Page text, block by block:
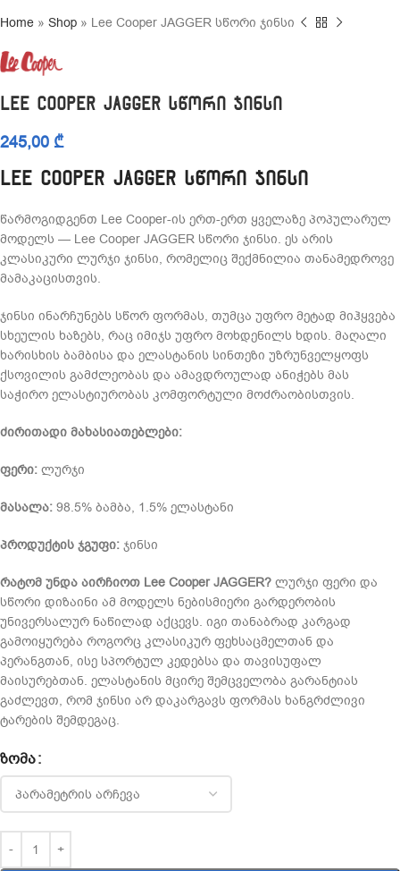
Home » Shop » Lee Cooper JAGGER სწორი ჯინსი
Lee Cooper JAGGER სწორი ჯინსი
245,00 ₾
Lee Cooper JAGGER სწორი ჯინსი
წარმოგიდგენთ Lee Cooper-ის ერთ-ერთ ყველაზე პოპულარულ
მოდელს — Lee Cooper JAGGER სწორი ჯინსი. ეს არის
კლასიკური ლურჯი ჯინსი, რომელიც შექმნილია თანამედროვე
მამაკაცისთვის.
ჯინსი ინარჩუნებს სწორ ფორმას, თუმცა უფრო მეტად მიჰყვება
სხეულის ხაზებს, რაც იმიჯს უფრო მოხდენილს ხდის. მაღალი
ხარისხის ბამბისა და ელასტანის სინთეზი უზრუნველყოფს
ქსოვილის გამძლეობას და ამავდროულად ანიჭებს მას
საჭირო ელასტიურობას კომფორტული მოძრაობისთვის.
ძირითადი მახასიათებლები:
ფერი: ლურჯი
მასალა: 98.5% ბამბა, 1.5% ელასტანი
პროდუქტის ჯგუფი: ჯინსი
რატომ უნდა აირჩიოთ Lee Cooper JAGGER? ლურჯი ფერი და
სწორი დიზაინი ამ მოდელს ნებისმიერი გარდერობის
უნივერსალურ ნაწილად აქცევს. იგი თანაბრად კარგად
გამოიყურება როგორც კლასიკურ ფეხსაცმელთან და
პერანგთან, ისე სპორტულ კედებსა და თავისუფალ
მაისურებთან. ელასტანის მცირე შემცველობა გარანტიას
გაძლევთ, რომ ჯინსი არ დაკარგავს ფორმას ხანგრძლივი
ტარების შემდეგაც.
ᲖᲝᲛᲐ